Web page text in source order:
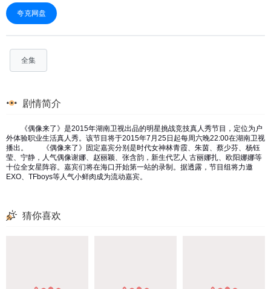
夸克网盘
全集
剧情简介
《偶像来了》是2015年湖南卫视出品的明星挑战竞技真人秀节目，定位为户
外体验职业生活真人秀。该节目将于2015年7月25日起每周六晚22:00在湖南卫视
播出。 《偶像来了》固定嘉宾分别是时代女神林青霞、朱茵、蔡少芬、杨钰
莹、宁静，人气偶像谢娜、赵丽颖、张含韵，新生代艺人 古丽娜扎、欧阳娜娜等
十位全女星阵容。嘉宾们将在海口开始第一站的录制。据透露，节目组将力邀
EXO、TFboys等人气小鲜肉成为流动嘉宾。
猜你喜欢